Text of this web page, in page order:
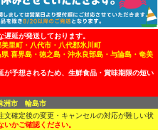
延が発送しております。
里町・八代市・八代郡氷川町
喜界島・徳之島・沖永良部島・与論島・奄美
予想されるため、生鮮食品・賞味期限の短い
洲市 輪島市
文確定後の変更・キャンセルの対応が難しい状
かご確認ください。